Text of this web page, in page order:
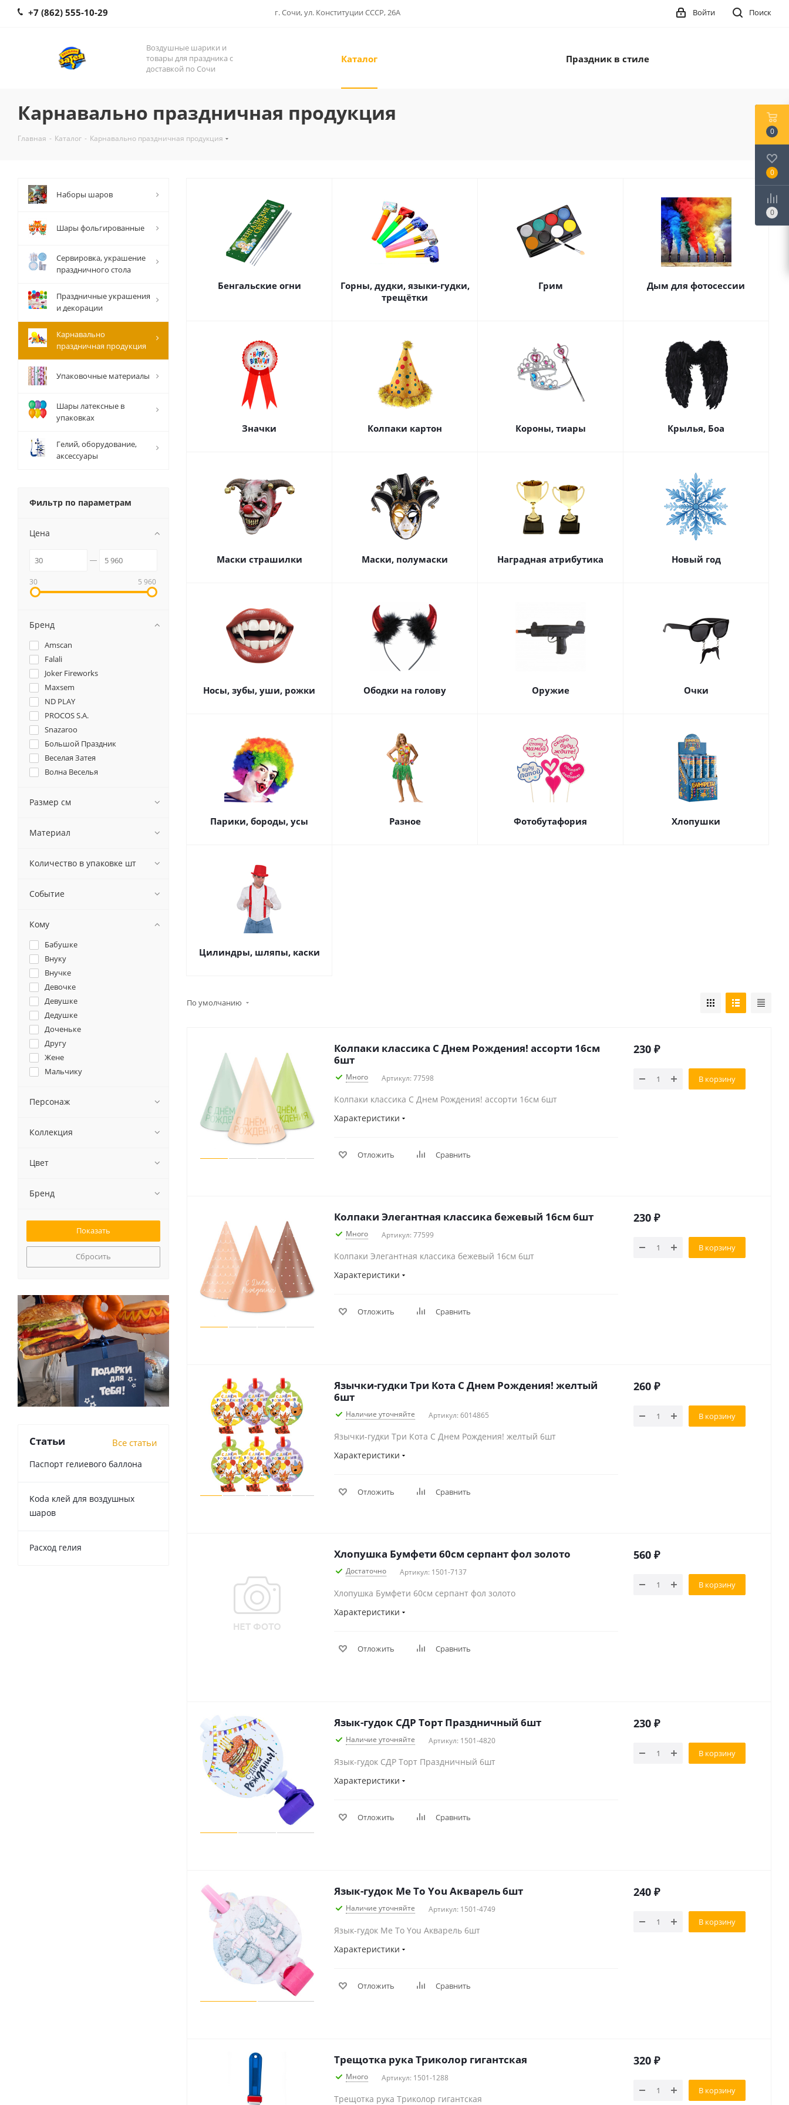
+7 (862) 555-10-29 г. Сочи, ул. Конституции СССР, 26А Поиск
Войти
Воздушные шарики и
товары для праздника с
доставкой по Сочи
Каталог Праздник в стиле
Карнавально праздничная продукция
Главная - Каталог - Карнавально праздничная продукция
Бенгальские огни
Горны, дудки, языки-гудки,
трещётки
Грим Дым для фотосессии
Значки Колпаки картон Короны, тиары Крылья, Боа
Маски страшилки Маски, полумаски Наградная атрибутика Новый год
Носы, зубы, уши, рожки Ободки на голову Оружие Очки
Парики, бороды, усы Разное Фотобутафория Хлопушки
Цилиндры, шляпы, каски
По умолчанию
Колпаки классика С Днем Рождения! ассорти 16см
6шт
Много Артикул: 77598
Колпаки классика С Днем Рождения! ассорти 16см 6шт
Характеристики
Отложить Сравнить
230 ₽
В корзину
Колпаки Элегантная классика бежевый 16см 6шт
Много Артикул: 77599
Колпаки Элегантная классика бежевый 16см 6шт
Характеристики
Отложить Сравнить
230 ₽
В корзину
Язычки-гудки Три Кота С Днем Рождения! желтый
6шт
Наличие уточняйте Артикул: 6014865
Язычки-гудки Три Кота С Днем Рождения! желтый 6шт
Характеристики
Отложить Сравнить
260 ₽
В корзину
Хлопушка Бумфети 60см серпант фол золото
Достаточно Артикул: 1501-7137
Хлопушка Бумфети 60см серпант фол золото
Характеристики
Отложить Сравнить
560 ₽
В корзину
Язык-гудок СДР Торт Праздничный 6шт
Наличие уточняйте Артикул: 1501-4820
Язык-гудок СДР Торт Праздничный 6шт
Характеристики
Отложить Сравнить
230 ₽
В корзину
Язык-гудок Me To You Акварель 6шт
Наличие уточняйте Артикул: 1501-4749
Язык-гудок Me To You Акварель 6шт
Характеристики
Отложить Сравнить
240 ₽
В корзину
Трещотка рука Триколор гигантская
Много Артикул: 1501-1288
Трещотка рука Триколор гигантская
320 ₽
В корзину
Наборы шаров
Шары фольгированные
Сервировка, украшение
праздничного стола
Праздничные украшения
и декорации
Карнавально
праздничная продукция
Упаковочные материалы
Шары латексные в
упаковках
Гелий, оборудование,
аксессуары
Фильтр по параметрам
Цена
30 5 960
Бренд
Amscan
Falali
Joker Fireworks
Maxsem
ND PLAY
PROCOS S.A.
Snazaroo
Большой Праздник
Веселая Затея
Волна Веселья
ТК Сервис
завод
Размер см
Материал
Количество в упаковке шт
Событие
Кому
Бабушке
Внуку
Внучке
Девочке
Девушке
Дедушке
Доченьке
Другу
Жене
Мальчику
Мужу
Персонаж
Коллекция
Цвет
Бренд
Сбросить
Статьи Все статьи
Паспорт гелиевого баллона
Koda клей для воздушных
шаров
Расход гелия
0
0
0